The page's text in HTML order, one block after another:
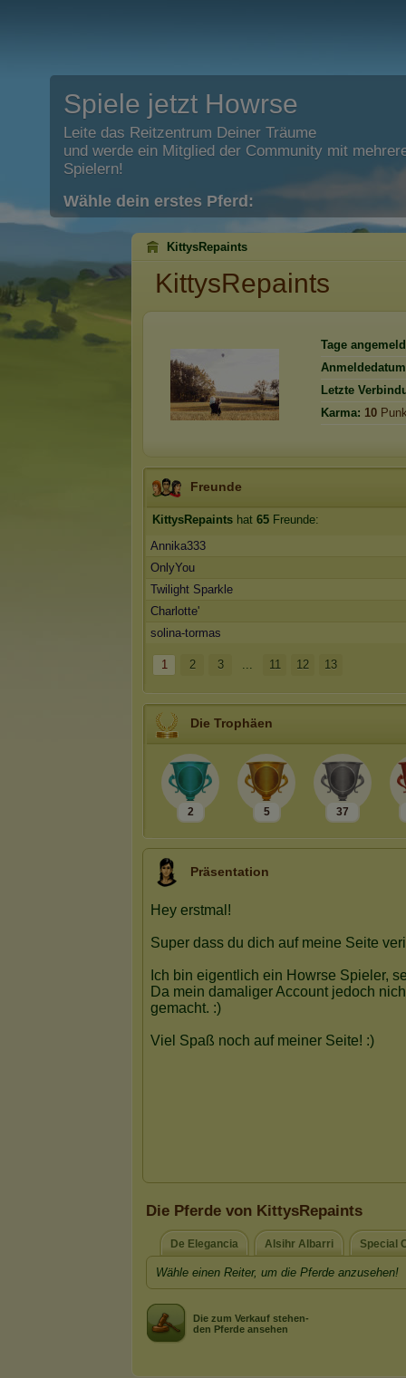
Spiele jetzt Howrse
Leite das Reitzentrum Deiner Träume
und werde ein Mitglied der Community mit
Spielern!
Wähle dein erstes Pferd:
KittysRepaints
KittysRepaints
Tage
Letzte
Karma: 10
Freunde
KittysRepaints hat 65 Freunde:
Annika333
OnlyYou
Twilight Sparkle
Charlotte'
solina-tormas
1 2 3 ... 11 12 13
Die Trophäen
2 5 37
Präsentation
Die Pferde von KittysRepaints
De Elegancia Alsihr Albarri Special
Wähle einen Reiter, um die Pferde anzusehen!
Die zum Verkauf stehen-
den Pferde ansehen